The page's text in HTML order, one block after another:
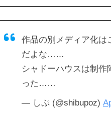
作品の別メディア化は
だよな……
シャドーハウスは制
った……
— しぷ (@shibupoz)